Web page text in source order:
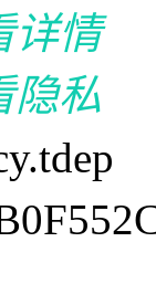
详情
隐私